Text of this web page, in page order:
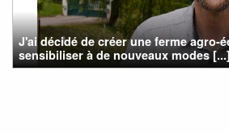
J'ai décidé de créer une ferme agro-
sensibiliser à de nouveaux modes [...]